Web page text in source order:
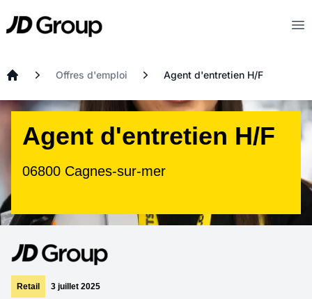
JD
Offres d'emploi Agent d'entretien H/F
Agent d'entretien H/F
06800 Cagnes-sur-mer
Retail 3 juillet 2025